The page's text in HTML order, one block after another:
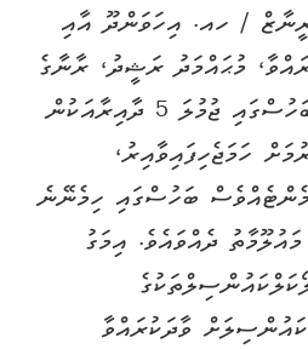
/ ހއ. އިހަވަންދޫ އާއި
މުޙައްމަދު ރަޝީދު، ރާނާގެ
/ ހއ. އިހަވަންދޫ އެވެ. ބަހުސްގައި ޖުމުލަ 5 ދާއިރާއަކުން
ހަމަޖެހިފައިވާއިރު،
ބަހުސްގައި ހިމެނޭނެ
ދެއްވައެވެ. އިމަގު
ވާދަކުރައްވާ